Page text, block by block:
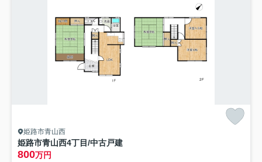
姫路市青山西
姫路市青山西4丁目/中古戸建
800万円